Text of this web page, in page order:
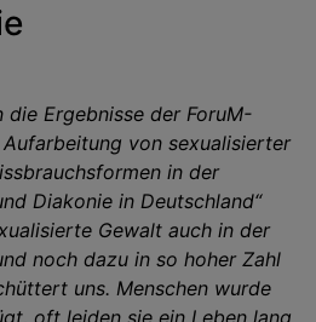
die Ergebnisse der ForuM-
Aufarbeitung von sexualisierter
in der
Diakonie in Deutschland“
Gewalt auch in der
noch dazu in so hoher Zahl
uns. Menschen wurde
oft leiden sie ein Leben lang